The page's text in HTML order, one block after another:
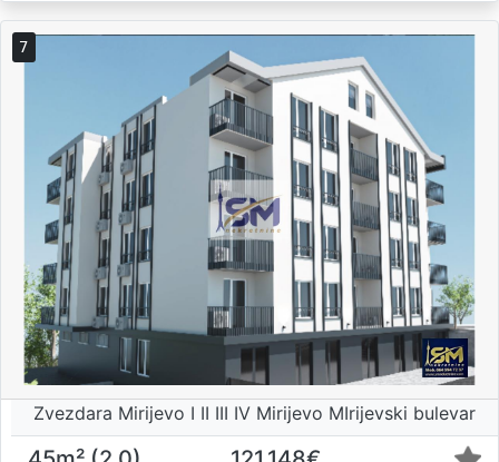
7
Zvezdara Mirijevo I II III IV Mirijevo MIrijevski bulevar